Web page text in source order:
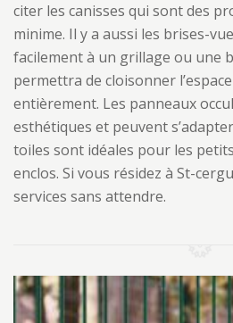
citer les canisses qui sont des
minime. Il y a aussi les brises-
facilement à un grillage ou une
permettra de cloisonner
entièrement. Les panneaux
esthétiques et peuvent
toiles sont idéales pour les
enclos. Si vous résidez à St-
services sans attendre.